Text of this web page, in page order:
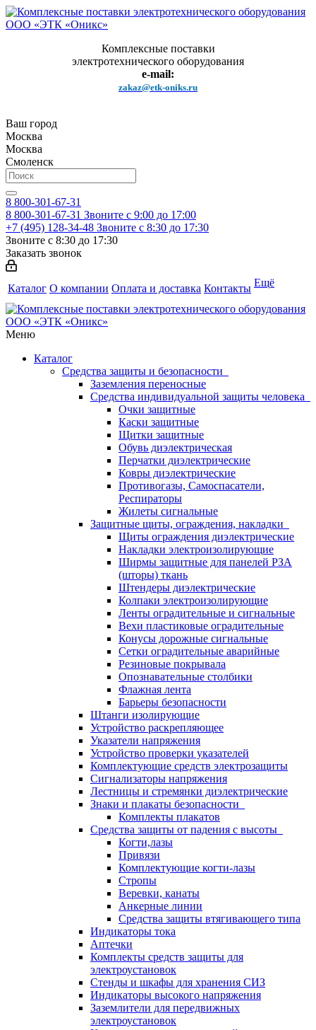
Комплексные поставки
электротехнического оборудования
e-mail:
zakaz@etk-oniks.ru
Ваш город
Москва
Москва
Смоленск
8 800-301-67-31
8 800-301-67-31 Звоните с 9:00 до 17:00
+7 (495) 128-34-48 Звоните с 8:30 до 17:30
Звоните с 8:30 до 17:30
Заказать звонок
Каталог О компании Оплата и доставка Контакты Ещё
Меню
Каталог
Средства защиты и безопасности
Заземления переносные
Средства индивидуальной защиты человека
Очки защитные
Каски защитные
Щитки защитные
Обувь диэлектрическая
Перчатки диэлектрические
Ковры диэлектрические
Противогазы, Самоспасатели,
Респираторы
Жилеты сигнальные
Защитные щиты, ограждения, накладки
Щиты ограждения диэлектрические
Накладки электроизолирующие
Ширмы защитные для панелей РЗА
(шторы) ткань
Штендеры диэлектрические
Колпаки электроизолирующие
Ленты оградительные и сигнальные
Вехи пластиковые оградительные
Конусы дорожные сигнальные
Сетки оградительные аварийные
Резиновые покрывала
Опознавательные столбики
Флажная лента
Барьеры безопасности
Штанги изолирующие
Устройство раскрепляющее
Указатели напряжения
Устройство проверки указателей
Комплектующие средств электрозащиты
Сигнализаторы напряжения
Лестницы и стремянки диэлектрические
Знаки и плакаты безопасности
Комплекты плакатов
Средства защиты от падения с высоты
Когти,лазы
Привязи
Комплектующие когти-лазы
Стропы
Веревки, канаты
Анкерные линии
Средства защиты втягивающего типа
Индикаторы тока
Аптечки
Комплекты средств защиты для
электроустановок
Стенды и шкафы для хранения СИЗ
Индикаторы высокого напряжения
Заземлители для передвижных
электроустановок